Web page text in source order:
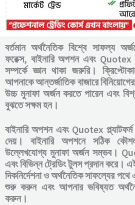
বর্তমান অর্থনৈতিক বিশ্বে সাফল্য
ফরেক্স, বাইনারি অপশন এবং Quotex
সম্পর্কে জ্ঞান থাকা জরুরি।
আপনাকে আন্তর্জাতিক বাজারে
উচ্চ মুনাফা অর্জন করতে পারেন এবং
বুঝতে সক্ষম হন।
বাইনারি অপশন এবং Quotex প্ল্যাটফর্ম
দেয়। বাইনারি অপশনে সঠিক
উল্লেখযোগ্য মুনাফা অর্জন সম্ভব।
এবং বিভিন্ন ট্রেডিং টুলস প্রদান করে।
দিকনির্দেশনা ও অর্থনৈতিক সাফল্যের
শুরু করুন এবং আপনার ভবিষ্যত
করুন।